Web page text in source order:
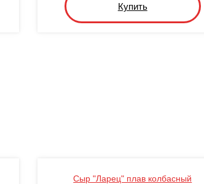
Купить
Сыр "Ларец" плав колбасный